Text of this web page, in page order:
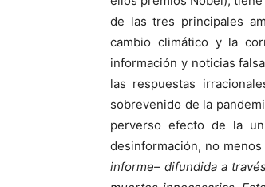
de las tres principales
cambio climático y la
información y noticias
las respuestas
sobrevenido de la
perverso efecto de la
desinformación, no
informe– difundida a